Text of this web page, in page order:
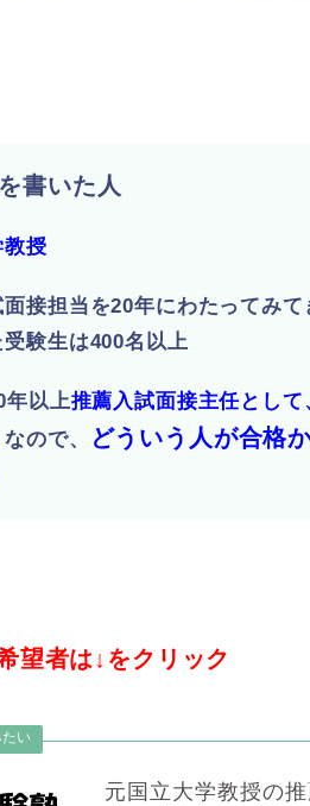
書いた人
教授
面接担当を20年にわたってみて
験生は400名以上
年以上推薦入試面接主任とし
なので、
どういう人が合格
望者は↓をクリック
元国立大学教授の